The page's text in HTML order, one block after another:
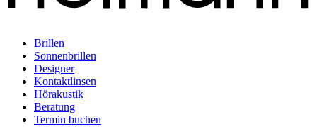
Brillen
Sonnenbrillen
Designer
Kontaktlinsen
Hörakustik
Beratung
Termin buchen